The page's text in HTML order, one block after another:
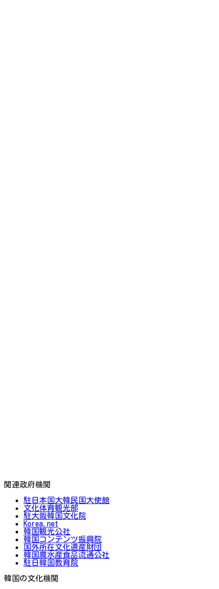
関連政府機関
駐日本国大韓民国大使館
文化体育観光部
駐大阪韓国文化院
Korea.net
韓国観光公社
韓国コンテンツ振興院
国外所在文化遺産財団
韓国農水産食品流通公社
駐日韓国教育院
韓国の文化機関